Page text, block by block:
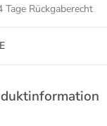
Tage Rückgaberecht